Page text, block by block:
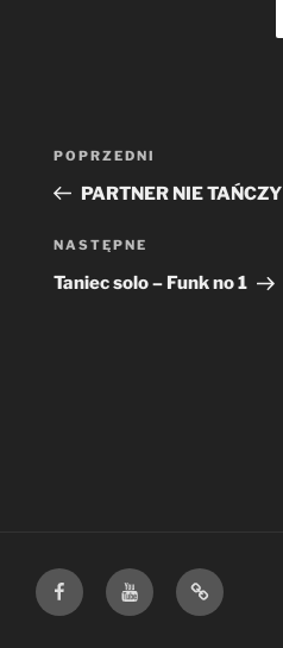
Poprzedni
wpis
POPRZEDNI
PARTNER NIE TAŃCZY
Następny
wpis
NASTĘPNE
Taniec solo – Funk no 1
FacebookYouTubeGoogle